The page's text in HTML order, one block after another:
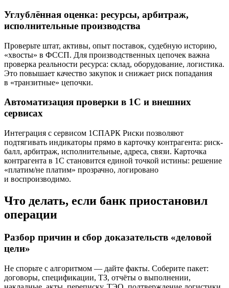
Углублённая оценка: ресурсы, арбитраж,
исполнительные производства
Проверьте штат, активы, опыт поставок, судебную историю,
«хвосты» в ФССП. Для производственных цепочек важна
проверка реальности ресурса: склад, оборудование, логистика.
Это повышает качество закупок и снижает риск попадания
в «транзитные» цепочки.
Автоматизация проверки в 1С и внешних
сервисах
Интеграция с сервисом 1СПАРК Риски позволяют
подтягивать индикаторы прямо в карточку контрагента: риск-
балл, арбитраж, исполнительные, адреса, связи. Карточка
контрагента в 1С становится единой точкой истины: решение
«платим/не платим» прозрачно, логировано
и воспроизводимо.
Что делать, если банк приостановил
операции
Разбор причин и сбор доказательств «деловой
цели»
Не спорьте с алгоритмом — дайте факты. Соберите пакет:
договоры, спецификации, ТЗ, отчёты о выполнении,